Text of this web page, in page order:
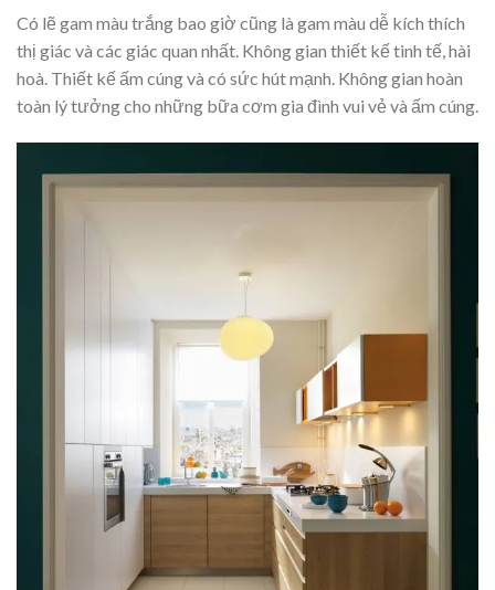
Có lẽ gam màu trắng bao giờ cũng là gam màu dễ kích thích
thị giác và các giác quan nhất. Không gian thiết kế tinh tế, hài
hoà. Thiết kế ấm cúng và có sức hút mạnh. Không gian hoàn
toàn lý tưởng cho những bữa cơm gia đình vui vẻ và ấm cúng.